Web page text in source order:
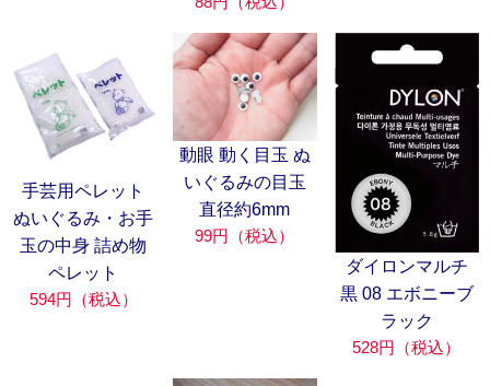
手芸用ペレット
ぬいぐるみ・お手
玉の中身 詰め物
ペレット
594円（税込）
動眼 動く目玉 ぬ
いぐるみの目玉
直径約6mm
99円（税込）
ダイロンマルチ
黒 08 エボニーブ
ラック
528円（税込）